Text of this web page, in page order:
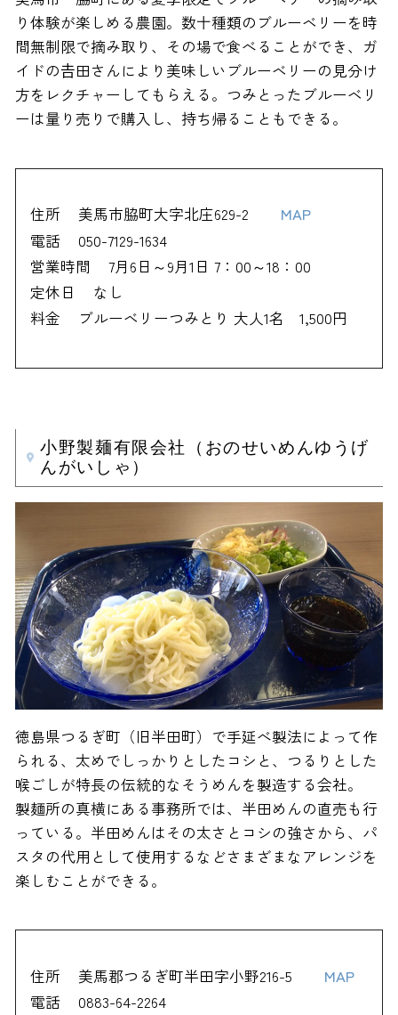
り体験が楽しめる農園。数十種類のブルーベリーを時
間無制限で摘み取り、その場で食べることができ、ガ
イドの𠮷田さんにより美味しいブルーベリーの見分け
方をレクチャーしてもらえる。つみとったブルーベリ
ーは量り売りで購入し、持ち帰ることもできる。
住所 美馬市脇町大字北庄629-2
MAP
電話
050-7129-1634
営業時間
7月6日～9月1日 7：00～18：00
定休日
なし
料金
ブルーベリーつみとり 大人1名 1,500円
小野製麺有限会社（おのせいめんゆうげ
んがいしゃ）
徳島県つるぎ町（旧半田町）で手延べ製法によって作
られる、太めでしっかりとしたコシと、つるりとした
喉ごしが特長の伝統的なそうめんを製造する会社。
製麺所の真横にある事務所では、半田めんの直売も行
っている。半田めんはその太さとコシの強さから、パ
スタの代用として使用するなどさまざまなアレンジを
楽しむことができる。
住所 美馬郡つるぎ町半田字小野216-5
MAP
電話
0883-64-2264